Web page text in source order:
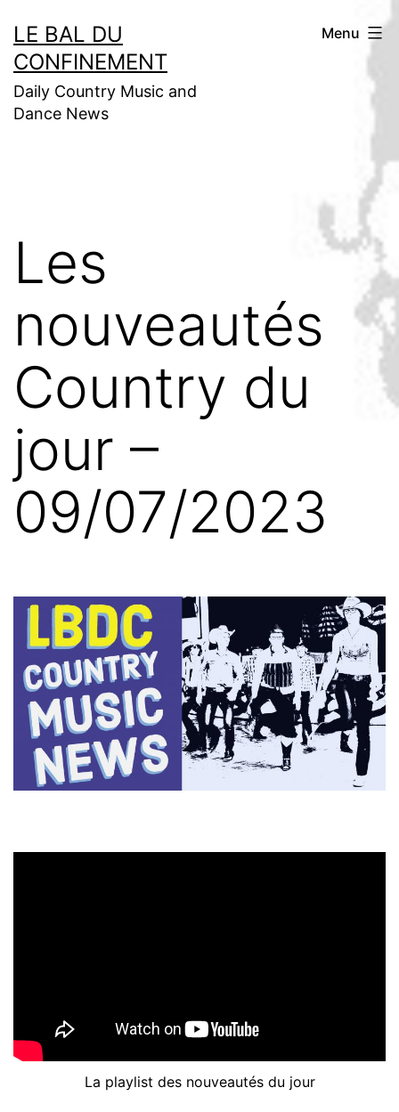
au
contenu
LE BAL DU
CONFINEMENT
Daily Country Music and
Dance News
Menu
Les
nouveautés
Country du
jour –
09/07/2023
La playlist des nouveautés du jour